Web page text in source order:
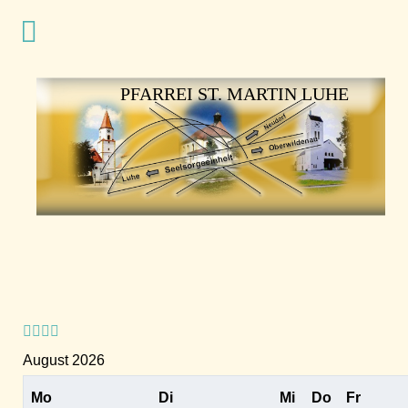
PFARREI ST. MARTIN LUHE
August 2026
Mo Di Mi Do Fr